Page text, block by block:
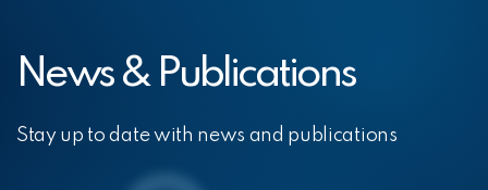
News & Publications
Stay up to date with news and publications